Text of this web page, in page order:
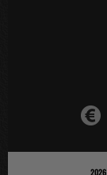
2026